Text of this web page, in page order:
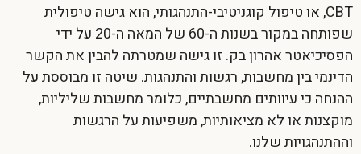
CBT, או טיפול קוגניטיבי-התנהגותי, הוא גישה טיפולית
שפותחה במקור בשנות ה-60 של המאה ה-20 על ידי
הפסיכיאטר אהרון בק. זו גישה שמטרתה להבין את הקשר
הדינמי בין מחשבות, רגשות והתנהגות. שיטה זו מבוססת על
ההנחה כי עיוותים מחשבתיים, כלומר מחשבות שליליות,
מוקצנות או לא מציאותיות, משפיעות על הרגשות
וההתנהגויות שלנו.